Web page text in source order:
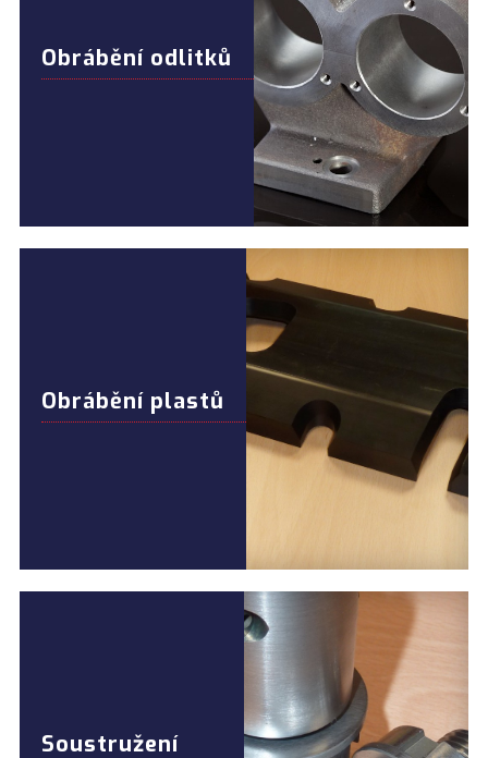
Obrábění odlitků
Obrábění plastů
Soustružení